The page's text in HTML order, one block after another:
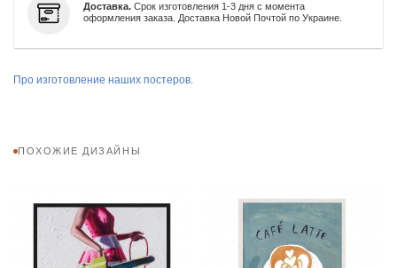
Доставка. Срок изготовления 1-3 дня с момента
оформления заказа. Доставка Новой Почтой по Украине.
Про изготовление наших постеров.
ПОХОЖИЕ ДИЗАЙНЫ